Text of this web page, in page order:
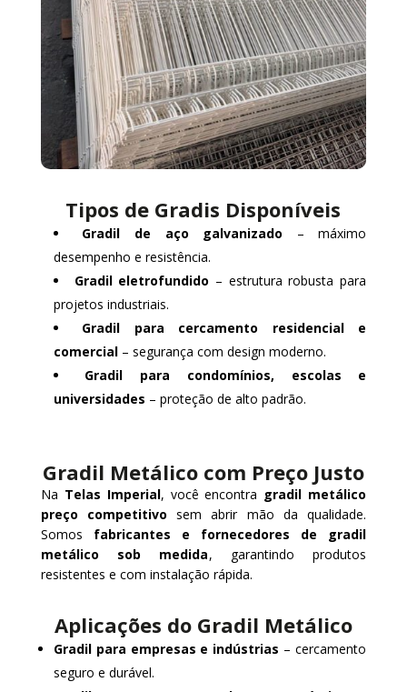
Tipos de Gradis Disponíveis
Gradil de aço galvanizado – máximo
desempenho e resistência.
Gradil eletrofundido – estrutura robusta para
projetos industriais.
Gradil para cercamento residencial e
comercial– segurança com design moderno.
Gradil para condomínios, escolas e
universidades – proteção de alto padrão.
Gradil Metálico com Preço Justo
Na Telas Imperial, você encontra gradil metálico
preço competitivo sem abrir mão da qualidade.
Somos fabricantes e fornecedores de gradil
metálico sob medida, garantindo produtos
resistentes e com instalação rápida.
Aplicações do Gradil Metálico
Gradil para empresas e indústrias – cercamento
seguro e durável.